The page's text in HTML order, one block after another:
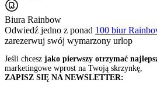
Biura Rainbow
Odwiedź jedno z ponad 100 biur
zarezerwuj swój wymarzony urlop
Jeśli chcesz jako pierwszy otrzymać
marketingowe wprost na Twoją skrzynkę,
ZAPISZ SIĘ NA NEWSLETTER: